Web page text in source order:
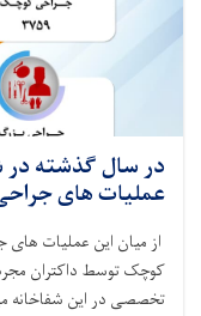
موفقیت
اجرا
است
عملیات های
از میان این عملیات
کوچک توسط داکتران
تخصصی در این شفاخانه